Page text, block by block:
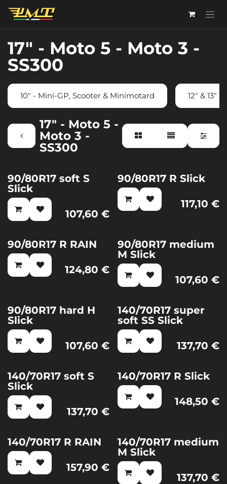
17" - Moto 5 - Moto 3 -
SS300
10" - Mini-GP, Scooter & Minimotard 12" & 13"
17" - Moto 5 -
Moto 3 -
SS300
90/80R17 soft S
Slick
107,60 €
90/80R17 R Slick
117,10 €
90/80R17 R RAIN
124,80 €
90/80R17 medium
M Slick
107,60 €
90/80R17 hard H
Slick
107,60 €
Nuovo!
140/70R17 super
soft SS Slick
137,70 €
Nuovo!
140/70R17 soft S
Slick
137,70 €
Nuovo!
140/70R17 R Slick
148,50 €
140/70R17 R RAIN
157,90 €
Nuovo!
140/70R17 medium
M Slick
137,70 €